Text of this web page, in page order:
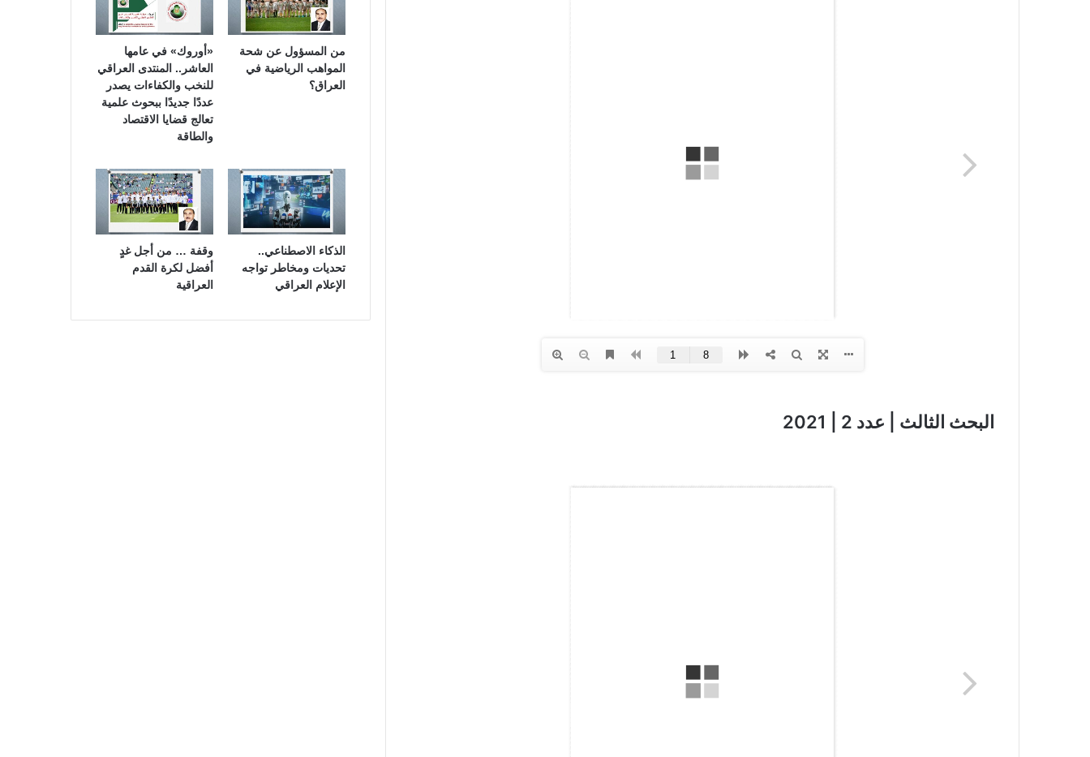
البحث الثالث | عدد 2 | 2021
من المسؤول عن شحة
المواهب الرياضية في
العراق؟
«أوروك» في عامها
العاشر.. المنتدى العراقي
للنخب والكفاءات يصدر
عددًا جديدًا ببحوث علمية
تعالج قضايا الاقتصاد
والطاقة
الذكاء الاصطناعي..
تحديات ومخاطر تواجه
الإعلام العراقي
وقفة … من أجل غدٍ
أفضل لكرة القدم
العراقية